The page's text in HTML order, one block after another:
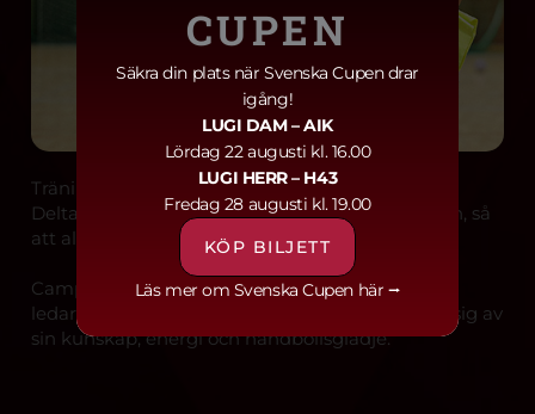
Träning & ledare
Deltagarna delas in i grupper efter ålder och kön, så
att alla får ut maximalt av sin träning.
Camperna leds av våra duktiga och engagerade
ledare från LUGI:s U- och A-lag, som delar med sig av
sin kunskap, energi och handbollsglädje.
CUPEN
Säkra din plats när Svenska Cupen drar
igång!
LUGI DAM– AIK
Lördag 22 augusti kl. 16.00
LUGI HERR– H43
Fredag 28 augusti kl. 19.00
KÖP BILJETT
Läs mer om Svenska Cupen här ⭢